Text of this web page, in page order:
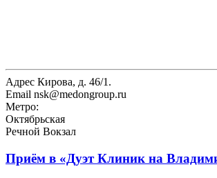
Адрес Кирова, д. 46/1.
Email nsk@medongroup.ru
Метро:
Октябрьская
Речной Вокзал
Приём в «Дуэт Клиник на